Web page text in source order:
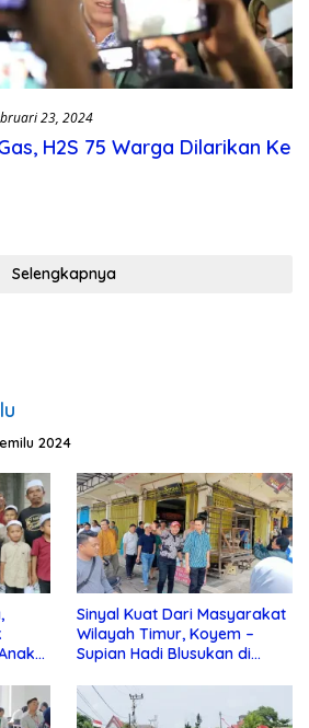
23, 2024
H2S 75 Warga Dilarikan Ke
Selengkapnya
2024
Sinyal Kuat Dari Masyarakat
Wilayah Timur, Koyem –
Supian Hadi Blusukan di